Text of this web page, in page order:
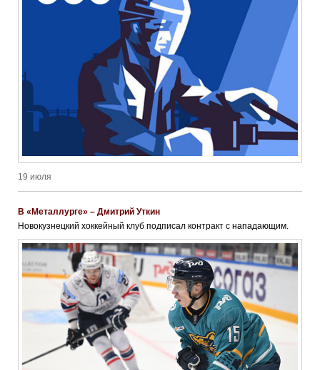
19 июля
В «Металлурге» – Дмитрий Уткин
Новокузнецкий хоккейный клуб подписал контракт с нападающим.